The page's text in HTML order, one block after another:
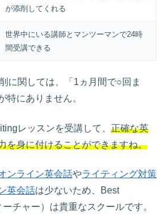
が添削してくれる
世界中にいる講師とマンツーマンで24時
間受講できる
に関しては、「1ヵ月間で○回ま
特にありません。
レッスンを受講して、 正確な英
を身に付けることができますね。
ンライン英会話やライティング対策
英会話は少ないため、Best
チャー）は貴重なスクールです。